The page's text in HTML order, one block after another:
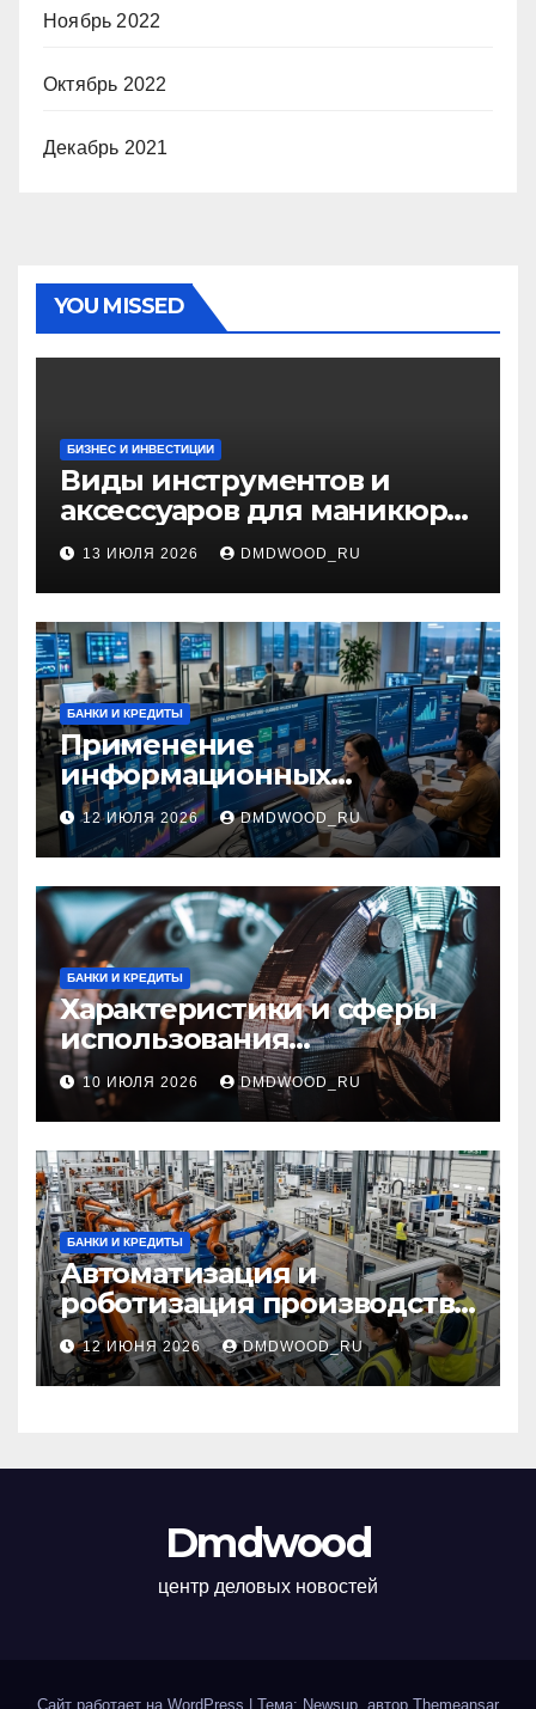
Ноябрь 2022
Октябрь 2022
Декабрь 2021
YOU MISSED
БИЗНЕС И ИНВЕСТИЦИИ
Виды инструментов и
аксессуаров для маникюра
и педикюра
13 ИЮЛЯ 2026 DMDWOOD_RU
БАНКИ И КРЕДИТЫ
Применение
информационных
технологий и системная
интеграция в бизнес-
процессах
12 ИЮЛЯ 2026 DMDWOOD_RU
БАНКИ И КРЕДИТЫ
Характеристики и сферы
использования
межфланцевых
огнезащитных
самоклеящихся лент
10 ИЮЛЯ 2026 DMDWOOD_RU
БАНКИ И КРЕДИТЫ
Автоматизация и
роботизация производства:
технологии, внедрение и
эксплуатационные аспекты
12 ИЮНЯ 2026 DMDWOOD_RU
Dmdwood
центр деловых новостей
Сайт работает на WordPress Тема: Newsup, автор Themeansar